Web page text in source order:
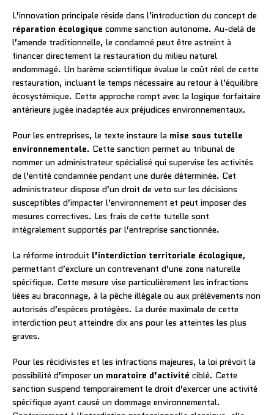
L’innovation principale réside dans l’introduction du concept de
réparation écologique comme sanction autonome. Au-delà de
l’amende traditionnelle, le condamné peut être astreint à
financer directement la restauration du milieu naturel
endommagé. Un barème scientifique évalue le coût réel de cette
restauration, incluant le temps nécessaire au retour à l’équilibre
écosystémique. Cette approche rompt avec la logique forfaitaire
antérieure jugée inadaptée aux préjudices environnementaux.
Pour les entreprises, le texte instaure la mise sous tutelle
environnementale. Cette sanction permet au tribunal de
nommer un administrateur spécialisé qui supervise les activités
de l’entité condamnée pendant une durée déterminée. Cet
administrateur dispose d’un droit de veto sur les décisions
susceptibles d’impacter l’environnement et peut imposer des
mesures correctives. Les frais de cette tutelle sont
intégralement supportés par l’entreprise sanctionnée.
La réforme introduit l’interdiction territoriale écologique,
permettant d’exclure un contrevenant d’une zone naturelle
spécifique. Cette mesure vise particulièrement les infractions
liées au braconnage, à la pêche illégale ou aux prélèvements non
autorisés d’espèces protégées. La durée maximale de cette
interdiction peut atteindre dix ans pour les atteintes les plus
graves.
Pour les récidivistes et les infractions majeures, la loi prévoit la
possibilité d’imposer un moratoire d’activité ciblé. Cette
sanction suspend temporairement le droit d’exercer une activité
spécifique ayant causé un dommage environnemental.